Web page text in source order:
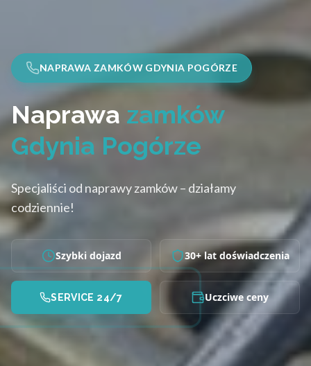
NAPRAWA ZAMKÓW GDYNIA POGÓRZE
Naprawa zamków
Gdynia Pogórze
Specjaliści od naprawy zamków – działamy
codziennie!
Szybki dojazd 30+ lat doświadczenia
SERVICE 24/7 Uczciwe ceny